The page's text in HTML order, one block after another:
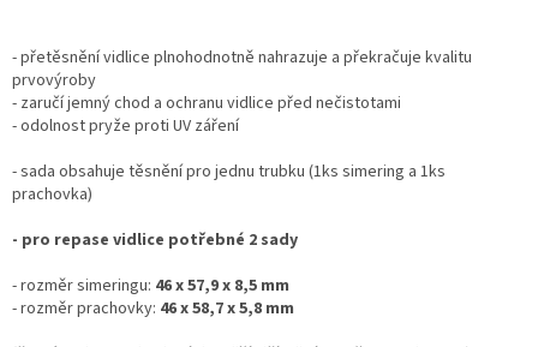
- přetěsnění vidlice plnohodnotně nahrazuje a překračuje kvalitu
prvovýroby
- zaručí jemný chod a ochranu vidlice před nečistotami
- odolnost pryže proti UV záření
- sada obsahuje těsnění pro jednu trubku (1ks simering a 1ks
prachovka)
- pro repase vidlice potřebné 2 sady
- rozměr simeringu: 46 x 57,9 x 8,5 mm
- rozměr prachovky: 46 x 58,7 x 5,8 mm